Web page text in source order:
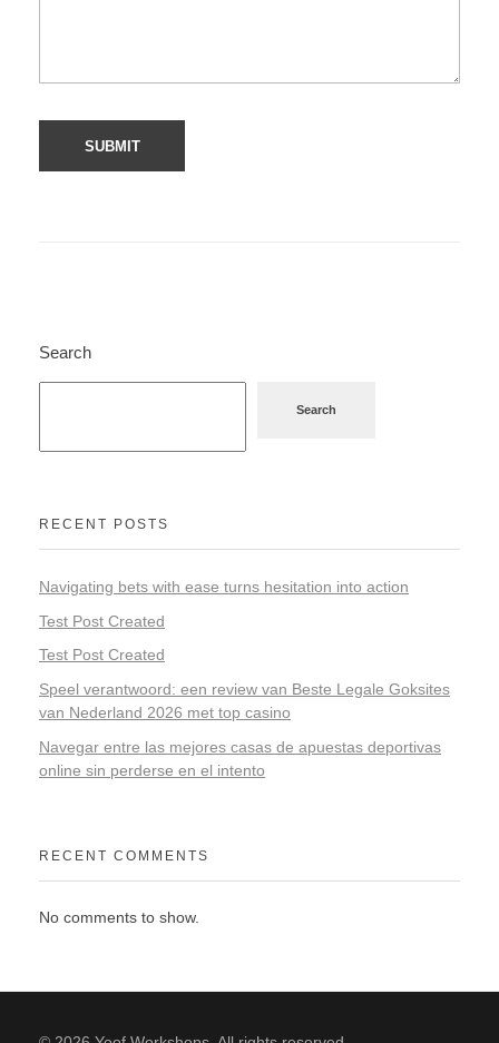
Search
Search
RECENT POSTS
Navigating bets with ease turns hesitation into action
Test Post Created
Test Post Created
Speel verantwoord: een review van Beste Legale Goksites
van Nederland 2026 met top casino
Navegar entre las mejores casas de apuestas deportivas
online sin perderse en el intento
RECENT COMMENTS
No comments to show.